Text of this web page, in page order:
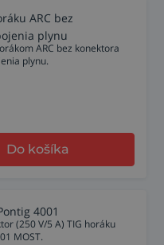
ARC bez
plynu
ARC bez konektora
plynu.
Do košíka
4001
(250 V/5 A) TIG horáku
MOST.